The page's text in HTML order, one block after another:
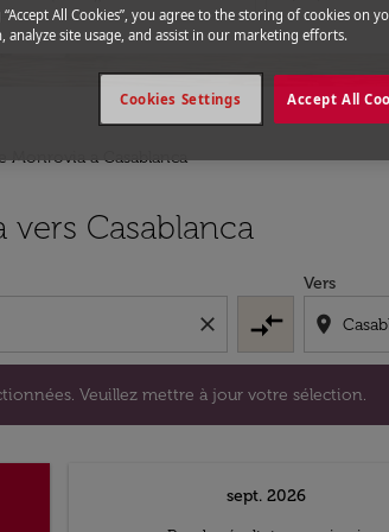
Monrovia a Casablanca
Casablanca
close compare_arrows
Vers
location_on
Veuillez mettre à jour votre sélection.
Veuillez mettre à jour votre
sept. 2026
“Accept All Cookies”, you agree to the storing of cookies on
analyze site usage, and assist in our marketing efforts.
Accept All
Cookies Settings